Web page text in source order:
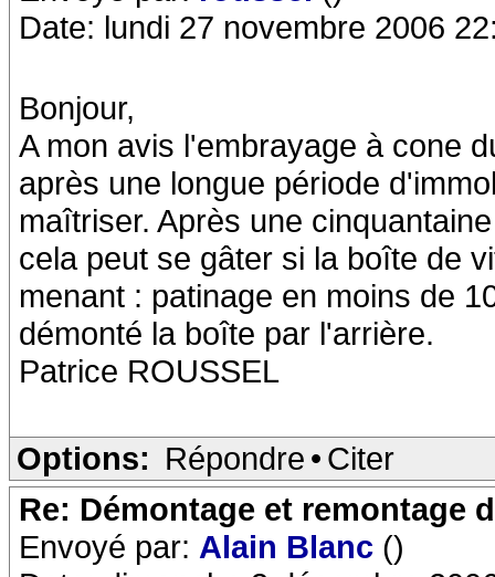
Date: lundi 27 novembre 2006
Bonjour,
A mon avis l'embrayage à cone
après une longue période
maîtriser. Après une
cela peut se gâter si la boîte de
menant : patinage en moins de
démonté la boîte par l'arrière.
Patrice ROUSSEL
Options: Répondre • Citer
Re: Démontage et remontage
Envoyé par: Alain Blanc ()